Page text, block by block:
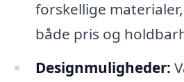
forskellige
både pris og
Designmuligheder: